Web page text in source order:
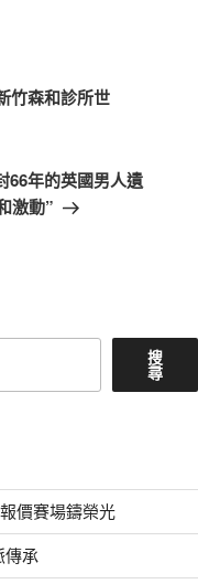
竹森和診所世
66年的英國男人遺
激動”
搜
尋
價賽場鑄榮光
傳承